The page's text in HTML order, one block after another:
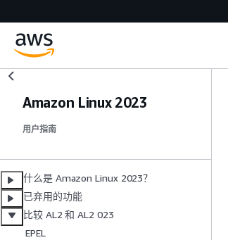
Amazon Linux 2023
用户指南
什么是 Amazon Linux 2023？
已弃用的功能
比较 AL2 和 AL2 023
EPEL